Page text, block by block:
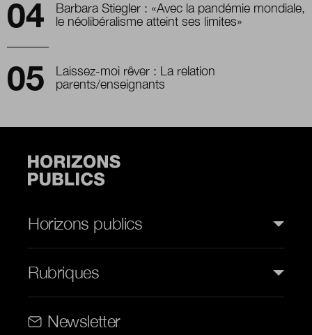
Barbara Stiegler : «Avec la pandémie mondiale,
le néolibéralisme atteint ses limites»
Laissez-moi rêver : La relation
parents/enseignants
Horizons publics
Rubriques
Newsletter